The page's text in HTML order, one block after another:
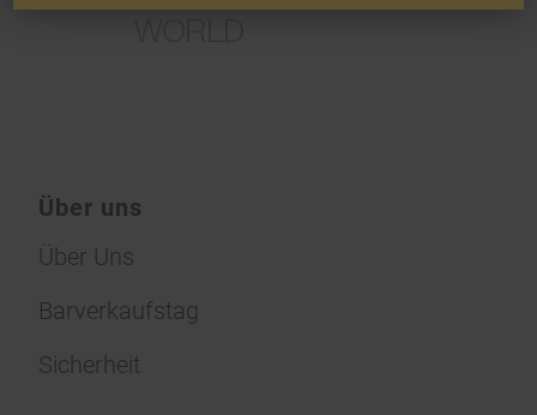
Über uns
Über Uns
Barverkaufstag
Sicherheit